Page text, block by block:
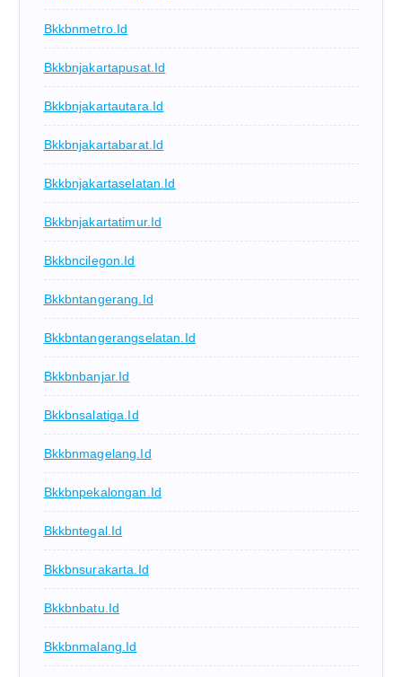
Bkkbnmetro.id
Bkkbnjakartapusat.id
Bkkbnjakartautara.id
Bkkbnjakartabarat.id
Bkkbnjakartaselatan.id
Bkkbnjakartatimur.id
Bkkbncilegon.id
Bkkbntangerang.id
Bkkbntangerangselatan.id
Bkkbnbanjar.id
Bkkbnsalatiga.id
Bkkbnmagelang.id
Bkkbnpekalongan.id
Bkkbntegal.id
Bkkbnsurakarta.id
Bkkbnbatu.id
Bkkbnmalang.id